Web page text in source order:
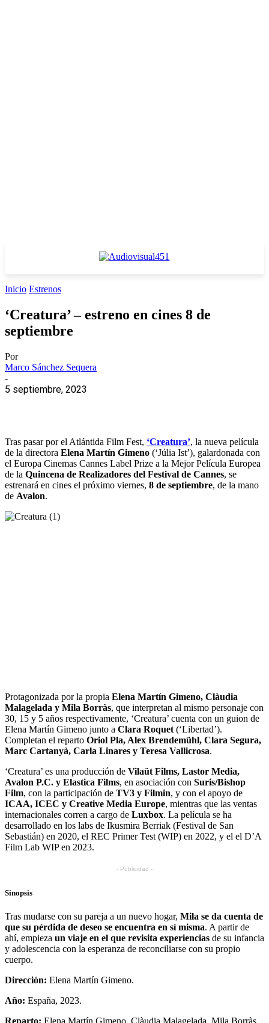
Inicio Estrenos
‘Creatura’ – estreno en cines 8 de
septiembre
Por
Marco Sánchez Sequera
-
5 septiembre, 2023
Tras pasar por el Atlántida Film Fest, ‘Creatura’, la nueva película
de la directora Elena Martín Gimeno (‘Júlia Ist’), galardonada con
el Europa Cinemas Cannes Label Prize a la Mejor Película Europea
de la Quincena de Realizadores del Festival de Cannes, se
estrenará en cines el próximo viernes, 8 de septiembre, de la mano
de Avalon.
Protagonizada por la propia Elena Martín Gimeno, Clàudia
Malagelada y Mila Borràs, que interpretan al mismo personaje con
30, 15 y 5 años respectivamente, ‘Creatura’ cuenta con un guion de
Elena Martín Gimeno junto a Clara Roquet (‘Libertad’).
Completan el reparto Oriol Pla, Alex Brendemühl, Clara Segura,
Marc Cartanyà, Carla Linares y Teresa Vallicrosa.
‘Creatura’ es una producción de Vilaüt Films, Lastor Media,
Avalon P.C. y Elastica Films, en asociación con Suris/Bishop
Film, con la participación de TV3 y Filmin, y con el apoyo de
ICAA, ICEC y Creative Media Europe, mientras que las ventas
internacionales corren a cargo de Luxbox. La película se ha
desarrollado en los labs de Ikusmira Berriak (Festival de San
Sebastián) en 2020, el REC Primer Test (WIP) en 2022, y el el D’A
Film Lab WIP en 2023.
- Publicidad -
Sinopsis
Tras mudarse con su pareja a un nuevo hogar, Mila se da cuenta de
que su pérdida de deseo se encuentra en sí misma. A partir de
ahí, empieza un viaje en el que revisita experiencias de su infancia
y adolescencia con la esperanza de reconciliarse con su propio
cuerpo.
Dirección: Elena Martín Gimeno.
Año: España, 2023.